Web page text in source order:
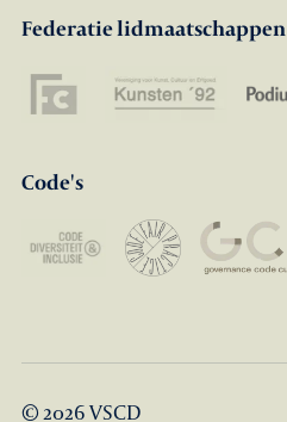
Federatie lidmaatschappen
Code's
© 2026 VSCD